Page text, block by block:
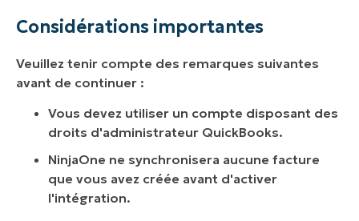
Considérations importantes
Veuillez tenir compte des remarques suivantes
avant de continuer :
Vous devez utiliser un compte disposant des
droits d'administrateur QuickBooks.
NinjaOne ne synchronisera aucune facture
que vous avez créée avant d'activer
l'intégration.